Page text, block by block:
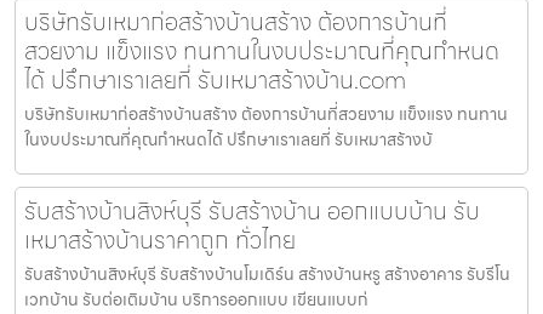
บริษัทรับเหมาก่อสร้างบ้านสร้าง ต้องการบ้านที่
สวยงาม แข็งแรง ทนทานในงบประมาณที่คุณกำหนด
ได้ ปรึกษาเราเลยที่ รับเหมาสร้างบ้าน.com
บริษัทรับเหมาก่อสร้างบ้านสร้าง ต้องการบ้านที่สวยงาม แข็งแรง ทนทาน
ในงบประมาณที่คุณกำหนดได้ ปรึกษาเราเลยที่ รับเหมาสร้างบ้
รับสร้างบ้านสิงห์บุรี รับสร้างบ้าน ออกแบบบ้าน รับ
เหมาสร้างบ้านราคาถูก ทั่วไทย
รับสร้างบ้านสิงห์บุรี รับสร้างบ้านโมเดิร์น สร้างบ้านหรู สร้างอาคาร รับรีโน
เวทบ้าน รับต่อเติมบ้าน บริการออกแบบ เขียนแบบก่